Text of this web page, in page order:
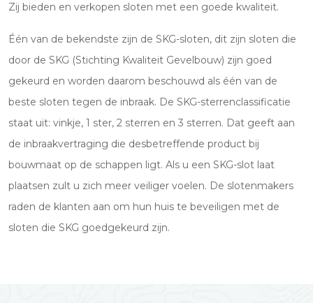
Zij bieden en verkopen sloten met een goede kwaliteit.
Één van de bekendste zijn de SKG-sloten, dit zijn sloten die
door de SKG (Stichting Kwaliteit Gevelbouw) zijn goed
gekeurd en worden daarom beschouwd als één van de
beste sloten tegen de inbraak. De SKG-sterrenclassificatie
staat uit: vinkje, 1 ster, 2 sterren en 3 sterren. Dat geeft aan
de inbraakvertraging die desbetreffende product bij
bouwmaat op de schappen ligt. Als u een SKG-slot laat
plaatsen zult u zich meer veiliger voelen. De slotenmakers
raden de klanten aan om hun huis te beveiligen met de
sloten die SKG goedgekeurd zijn.